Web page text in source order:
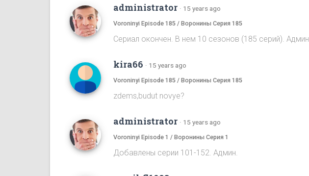
administrator · 15 years ago
Voroninyi Episode 185 / Воронины Серия 185
Сериал окончен. В нем 10 сезонов (185 серий). Админ.
kira66 · 15 years ago
Voroninyi Episode 185 / Воронины Серия 185
zdems,budut novye?
administrator · 15 years ago
Voroninyi Episode 1 / Воронины Серия 1
Добавлены серии 101-152. Админ.